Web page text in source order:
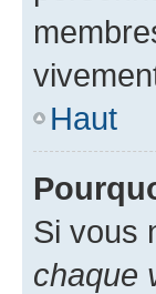
Haut
Si vous
chaque